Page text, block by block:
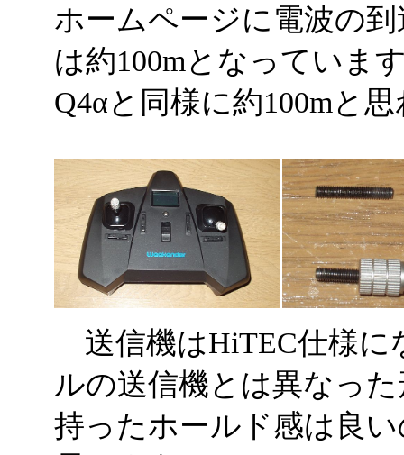
ホームページに電波の
は約100mとなっていま
Q4αと同様に約100mと
送信機はHiTEC仕様に
ルの送信機とは異なっ
持ったホールド感は良